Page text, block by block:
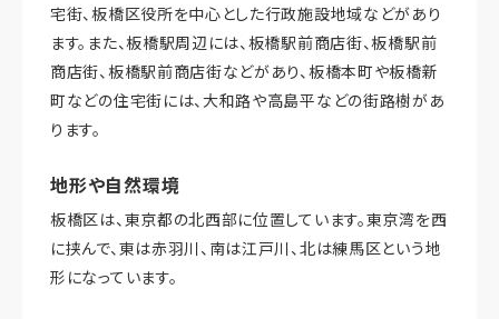
宅街、板橋区役所を中心とした行政施設地域などがあり
ます。また、板橋駅周辺には、板橋駅前商店街、板橋駅前
商店街、板橋駅前商店街などがあり、板橋本町や板橋新
町などの住宅街には、大和路や高島平などの街路樹があ
ります。
地形や自然環境
板橋区は、東京都の北西部に位置しています。東京湾を西
に挟んで、東は赤羽川、南は江戸川、北は練馬区という地
形になっています。